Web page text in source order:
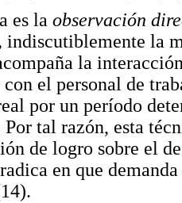
es la observación
indiscutiblemente la
la
con el personal de
por un período
Por tal razón, esta
de logro sobre el
en que